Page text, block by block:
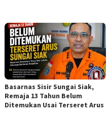
Basarnas Sisir Sungai Siak,
Remaja 13 Tahun Belum
Ditemukan Usai Terseret Arus